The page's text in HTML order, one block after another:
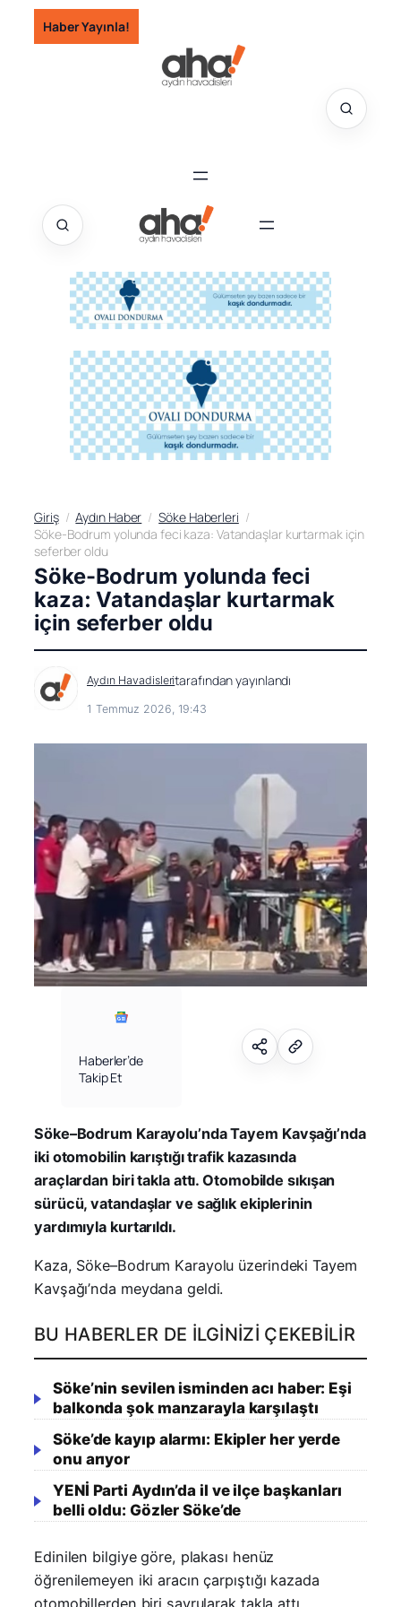
İçeriğe
geç
Haber Yayınla!
Giriş Aydın Haber
Söke Haberleri
Söke-Bodrum yolunda feci kaza: Vatandaşlar kurtarmak için
seferber oldu
Söke-Bodrum yolunda feci
kaza: Vatandaşlar kurtarmak
için seferber oldu
Aydın Havadisleritarafından yayınlandı
1 Temmuz 2026, 19:43
Haberler’de
Takip Et
Söke–Bodrum Karayolu’nda Tayem Kavşağı’nda
iki otomobilin karıştığı trafik kazasında
araçlardan biri takla attı. Otomobilde sıkışan
sürücü, vatandaşlar ve sağlık ekiplerinin
yardımıyla kurtarıldı.
Kaza, Söke–Bodrum Karayolu üzerindeki Tayem
Kavşağı’nda meydana geldi.
BU HABERLER DE İLGINIZI ÇEKEBILIR
Söke’nin sevilen isminden acı haber: Eşi
balkonda şok manzarayla karşılaştı
Söke’de kayıp alarmı: Ekipler her yerde
onu arıyor
YENİ Parti Aydın’da il ve ilçe başkanları
belli oldu: Gözler Söke’de
Edinilen bilgiye göre, plakası henüz
öğrenilemeyen iki aracın çarpıştığı kazada
otomobillerden biri savrularak takla attı.